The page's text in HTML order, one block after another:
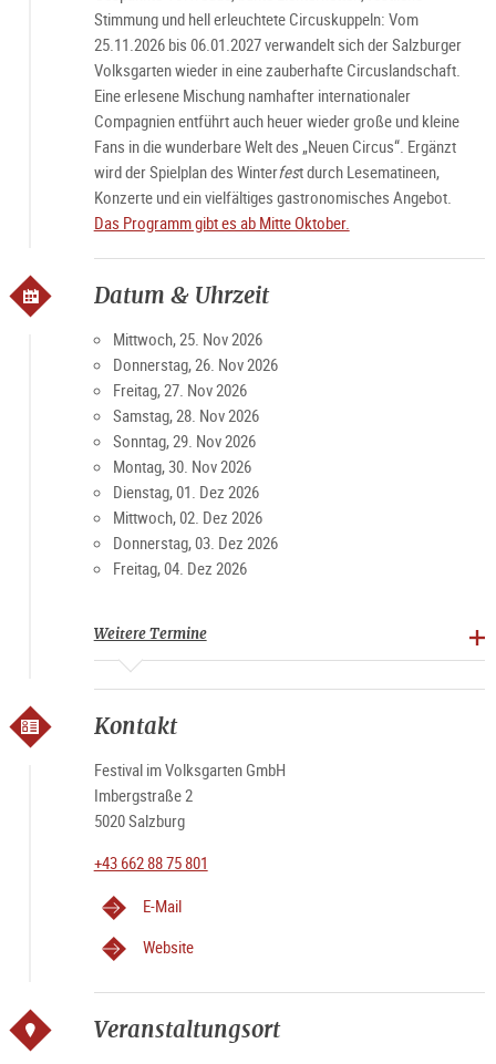
Stimmung und hell erleuchtete Circuskuppeln: Vom
25.11.2026 bis 06.01.2027 verwandelt sich der Salzburger
Volksgarten wieder in eine zauberhafte Circuslandschaft.
Eine erlesene Mischung namhafter internationaler
Compagnien entführt auch heuer wieder große und kleine
Fans in die wunderbare Welt des „Neuen Circus“. Ergänzt
wird der Spielplan des Winterfest durch Lesematineen,
Konzerte und ein vielfältiges gastronomisches Angebot.
Das Programm gibt es ab Mitte Oktober.
Datum & Uhrzeit
Mittwoch, 25. Nov 2026
Donnerstag, 26. Nov 2026
Freitag, 27. Nov 2026
Samstag, 28. Nov 2026
Sonntag, 29. Nov 2026
Montag, 30. Nov 2026
Dienstag, 01. Dez 2026
Mittwoch, 02. Dez 2026
Donnerstag, 03. Dez 2026
Freitag, 04. Dez 2026
Weitere Termine
Kontakt
Festival im Volksgarten GmbH
Imbergstraße 2
5020 Salzburg
+43 662 88 75 801
E-Mail
Website
Veranstaltungsort